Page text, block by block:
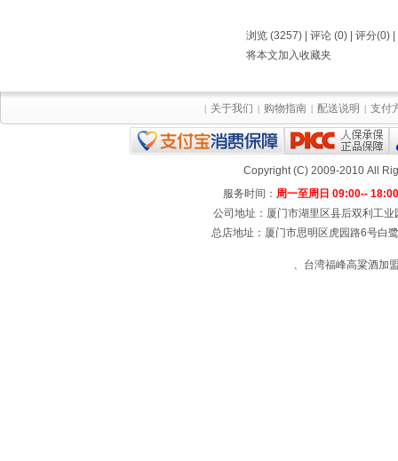
浏览 (3257) | 评论 (0) | 评分(0) |
将本文加入收藏夹
| 关于我们 | 购物指南 | 配送说明 | 支付
Copyright (C) 2009-2010 All
服务时间： 周一至周日 09:00-- 18:00
公司地址：厦门市湖里区县后双利工
总店地址：厦门市思明区虎园路6号白
、台湾福峰高粱酒加